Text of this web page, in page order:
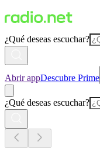
¿Qué deseas escuchar?
Abrir appDescubre Prime
¿Qué deseas escuchar?